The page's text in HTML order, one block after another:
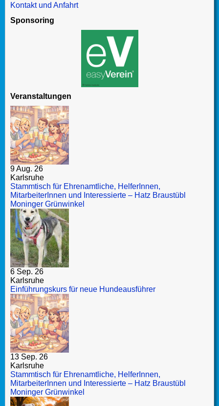
Kontakt und Anfahrt
Sponsoring
Veranstaltungen
9 Aug. 26
Karlsruhe
Stammtisch für Ehrenamtliche, HelferInnen,
MitarbeiterInnen und Interessierte – Hatz Braustübl
Moninger Grünwinkel
6 Sep. 26
Karlsruhe
Einführungskurs für neue Hundeausführer
13 Sep. 26
Karlsruhe
Stammtisch für Ehrenamtliche, HelferInnen,
MitarbeiterInnen und Interessierte – Hatz Braustübl
Moninger Grünwinkel